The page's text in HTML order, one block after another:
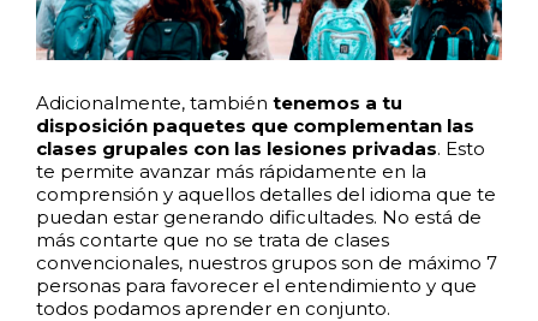
Adicionalmente, también tenemos a tu
disposición paquetes que complementan las
clases grupales con las lesiones privadas. Esto
te permite avanzar más rápidamente en la
comprensión y aquellos detalles del idioma que te
puedan estar generando dificultades. No está de
más contarte que no se trata de clases
convencionales, nuestros grupos son de máximo 7
personas para favorecer el entendimiento y que
todos podamos aprender en conjunto.